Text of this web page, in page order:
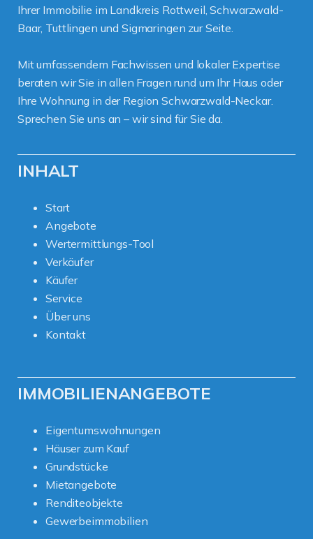
Ihrer Immobilie im Landkreis Rottweil, Schwarzwald-
Baar, Tuttlingen und Sigmaringen zur Seite.
Mit umfassendem Fachwissen und lokaler Expertise
beraten wir Sie in allen Fragen rund um Ihr Haus oder
Ihre Wohnung in der Region Schwarzwald-Neckar.
Sprechen Sie uns an – wir sind für Sie da.
INHALT
Start
Angebote
Wertermittlungs-Tool
Verkäufer
Käufer
Service
Über uns
Kontakt
IMMOBILIENANGEBOTE
Eigentumswohnungen
Häuser zum Kauf
Grundstücke
Mietangebote
Renditeobjekte
Gewerbeimmobilien